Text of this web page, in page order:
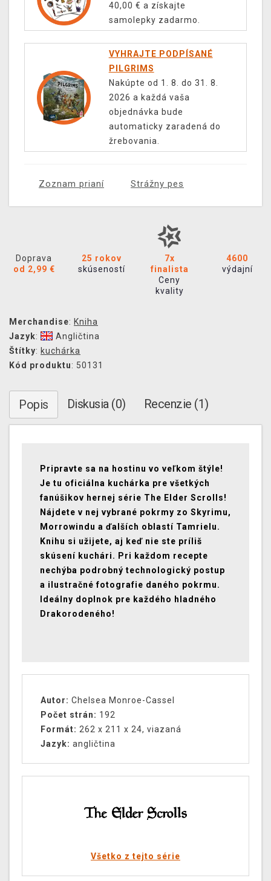
40,00 € a získajte
samolepky zadarmo.
VYHRAJTE PODPÍSANÉ
PILGRIMS
Nakúpte od 1. 8. do 31. 8.
2026 a každá vaša
objednávka bude
automaticky zaradená do
žrebovania.
Zoznam prianí Strážny pes
Doprava
od 2,99 €
25 rokov
skúseností
7x
finalista
Ceny
kvality
4600
výdajní
Merchandise: Kniha
Jazyk:
Angličtina
Štítky: kuchárka
Kód produktu: 50131
Popis Diskusia (0) Recenzie (1)
Pripravte sa na hostinu vo veľkom štýle!
Je tu oficiálna kuchárka pre všetkých
fanúšikov hernej série The Elder Scrolls!
Nájdete v nej vybrané pokrmy zo Skyrimu,
Morrowindu a ďalších oblastí Tamrielu.
Knihu si užijete, aj keď nie ste príliš
skúsení kuchári. Pri každom recepte
nechýba podrobný technologický postup
a ilustračné fotografie daného pokrmu.
Ideálny doplnok pre každého hladného
Drakorodeného!
Autor: Chelsea Monroe-Cassel
Počet strán: 192
Formát: 262 x 211 x 24, viazaná
Jazyk: angličtina
Všetko z tejto série